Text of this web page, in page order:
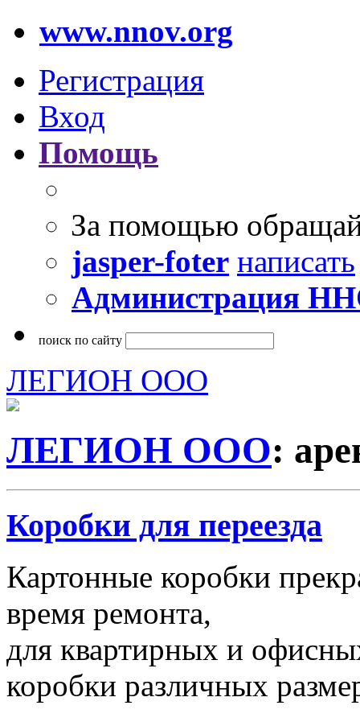
www.nnov.org
Регистрация
Вход
Помощь
За помощью
jasper-foter написать
Администрация
поиск по сайту
ЛЕГИОН ООО
ЛЕГИОН ООО:
Коробки для переезда
Картонные коробки
время ремонта,
для квартирных и
коробки различных